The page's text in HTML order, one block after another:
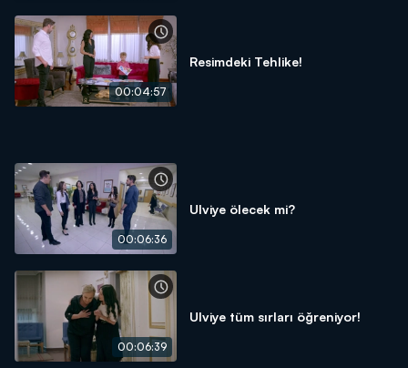
00:04:57
Resimdeki Tehlike!
00:06:36
Ulviye ölecek mi?
00:06:39
Ulviye tüm sırları öğreniyor!